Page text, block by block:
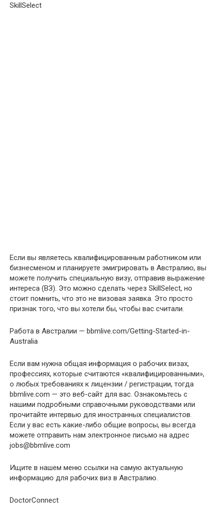
SkillSelect
Если вы являетесь квалифицированным работником или
бизнесменом и планируете эмигрировать в Австралию, вы
можете получить специальную визу, отправив выражение
интереса (ВЗ). Это можно сделать через SkillSelect, но
стоит помнить, что это не визовая заявка. Это просто
признак того, что вы хотели бы, чтобы вас считали.
Работа в Австралии — bbmlive.com/Getting-Started-in-
Australia
Если вам нужна общая информация о рабочих визах,
профессиях, которые считаются «квалифицированными»,
о любых требованиях к лицензии / регистрации, тогда
bbmlive.com — это веб-сайт для вас. Ознакомьтесь с
нашими подробными справочными руководствами или
прочитайте интервью для иностранных специалистов.
Если у вас есть какие-либо общие вопросы, вы всегда
можете отправить нам электронное письмо на адрес
jobs@bbmlive.com
Ищите в нашем меню ссылки на самую актуальную
информацию для рабочих виз в Австралию.
DoctorConnect